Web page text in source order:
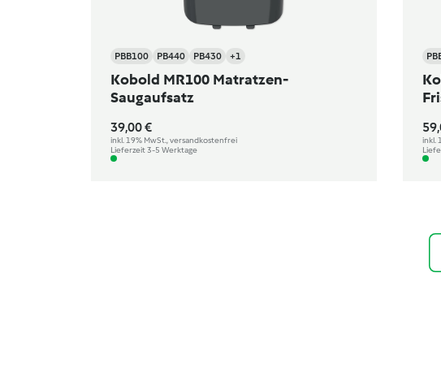
PBB100 PB440 PB430 +1
Kobold MR100 Matratzen-
Saugaufsatz
39,00 €
inkl. 19% MwSt., versandkostenfrei
Lieferzeit 3-5 Werktage
inkl.